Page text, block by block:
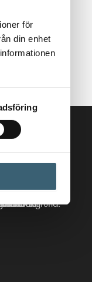
för
din enhet
oss